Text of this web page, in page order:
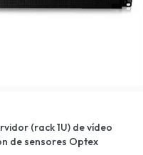
(rack 1U) de vídeo
de sensores Optex